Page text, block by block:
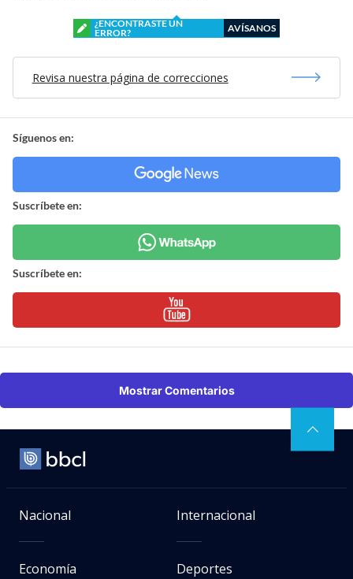
¿ENCONTRASTE UN
ERROR?
AVÍSANOS
Revisa nuestra página de correcciones
Síguenos en:
Suscríbete en:
Suscríbete en:
Mostrar Comentarios
Nacional Internacional
Economía Deportes